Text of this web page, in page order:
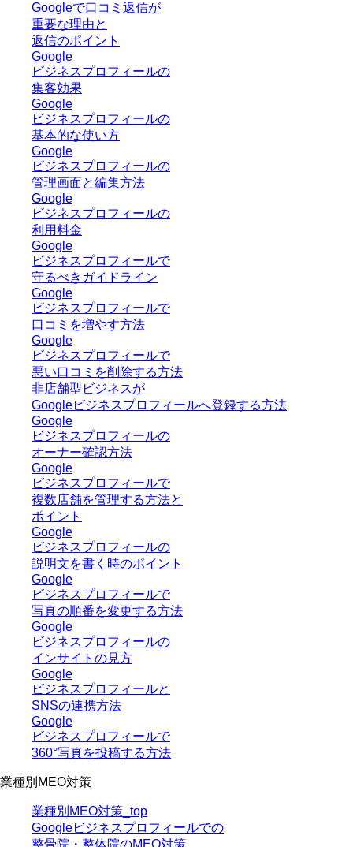
Googleで口コミ返信が
重要な理由と
返信のポイント
Google
ビジネスプロフィールの
集客効果
Google
ビジネスプロフィールの
基本的な使い方
Google
ビジネスプロフィールの
管理画面と編集方法
Google
ビジネスプロフィールの
利用料金
Google
ビジネスプロフィールで
守るべきガイドライン
Google
ビジネスプロフィールで
口コミを増やす方法
Google
ビジネスプロフィールで
悪い口コミを削除する方法
非店舗型ビジネスが
Googleビジネスプロフィールへ登録する方法
Google
ビジネスプロフィールの
オーナー確認方法
Google
ビジネスプロフィールで
複数店舗を管理する方法と
ポイント
Google
ビジネスプロフィールの
説明文を書く時のポイント
Google
ビジネスプロフィールで
写真の順番を変更する方法
Google
ビジネスプロフィールの
インサイトの見方
Google
ビジネスプロフィールと
SNSの連携方法
Google
ビジネスプロフィールで
360°写真を投稿する方法
業種別MEO対策
業種別MEO対策_top
Googleビジネスプロフィールでの
整骨院・整体院のMEO対策